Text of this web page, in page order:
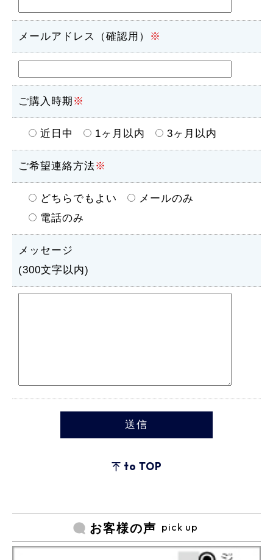
メールアドレス（確認用） ※
ご購入時期 ※
近日中 1ヶ月以内 3ヶ月以内
ご希望連絡方法※
どちらでもよい
メールのみ
電話のみ
メッセージ
(300文字以内)
to TOP
お客様の声 pick up